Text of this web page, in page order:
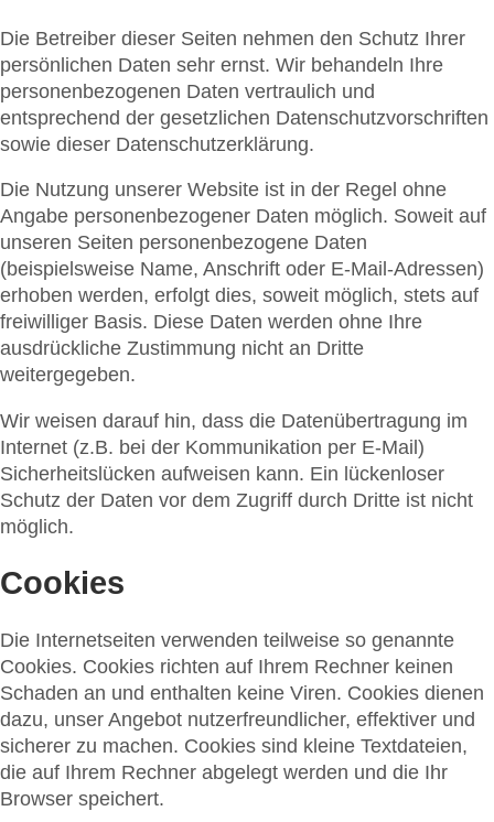
Die Betreiber dieser Seiten nehmen den Schutz Ihrer
persönlichen Daten sehr ernst. Wir behandeln Ihre
personenbezogenen Daten vertraulich und
entsprechend der gesetzlichen Datenschutzvorschriften
sowie dieser Datenschutzerklärung.
Die Nutzung unserer Website ist in der Regel ohne
Angabe personenbezogener Daten möglich. Soweit auf
unseren Seiten personenbezogene Daten
(beispielsweise Name, Anschrift oder E-Mail-Adressen)
erhoben werden, erfolgt dies, soweit möglich, stets auf
freiwilliger Basis. Diese Daten werden ohne Ihre
ausdrückliche Zustimmung nicht an Dritte
weitergegeben.
Wir weisen darauf hin, dass die Datenübertragung im
Internet (z.B. bei der Kommunikation per E-Mail)
Sicherheitslücken aufweisen kann. Ein lückenloser
Schutz der Daten vor dem Zugriff durch Dritte ist nicht
möglich.
Cookies
Die Internetseiten verwenden teilweise so genannte
Cookies. Cookies richten auf Ihrem Rechner keinen
Schaden an und enthalten keine Viren. Cookies dienen
dazu, unser Angebot nutzerfreundlicher, effektiver und
sicherer zu machen. Cookies sind kleine Textdateien,
die auf Ihrem Rechner abgelegt werden und die Ihr
Browser speichert.